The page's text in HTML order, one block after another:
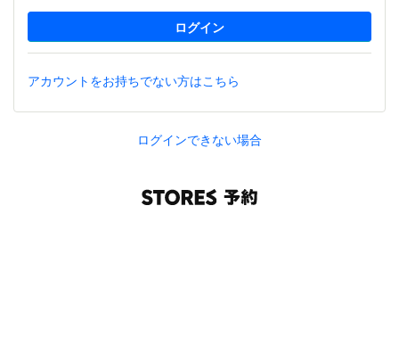
アカウントをお持ちでない方はこちら
ログインできない場合